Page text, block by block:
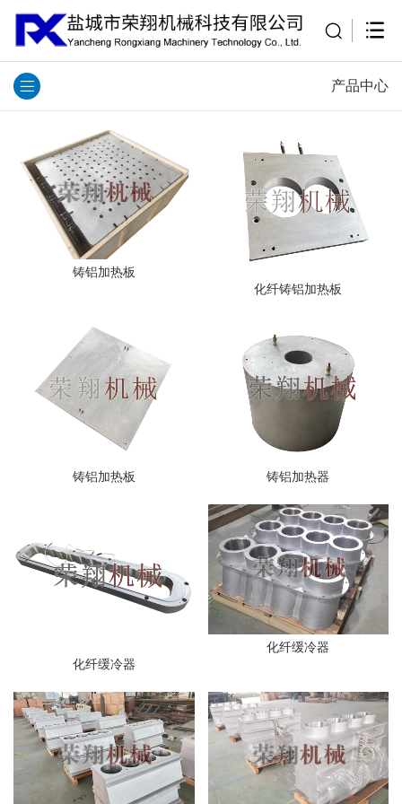
产品中心
铸铝加热板
化纤铸铝加热板
铸铝加热板 铸铝加热器
化纤缓冷器
化纤缓冷器